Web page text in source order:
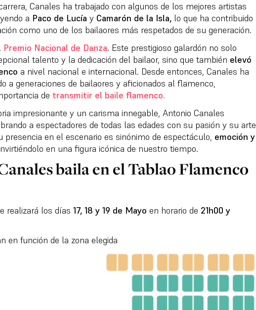
Canales ha trabajado con algunos de los mejores artistas
a Paco de Lucía y Camarón de la Isla,lo que ha contribuido
como uno de los bailaores más respetados de su generación.
Premio Nacional de Danza. Este prestigioso galardón no solo
talento y la dedicación del bailaor, sino que también elevó
a nivel nacional e internacional. Desde entonces, Canales ha
a generaciones de bailaores y aficionados al flamenco,
de transmitir el baile flamenco.
impresionante y un carisma innegable, Antonio Canales
a espectadores de todas las edades con su pasión y su arte
presencia en el escenario es sinónimo de espectáculo, emoción y
en una figura icónica de nuestro tiempo.
baila en el Tablao Flamenco
realizará los días 17, 18 y 19 de Mayo en horario de 21h00 y
en función de la zona elegida